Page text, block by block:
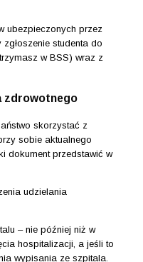
ubezpieczonych przez
studenta do
w BSS) wraz z
zdrowotnego
skorzystać z
sobie aktualnego
dokument przedstawić w
udzielania
– nie później niż w
hospitalizacji, a jeśli to
wypisania ze szpitala.